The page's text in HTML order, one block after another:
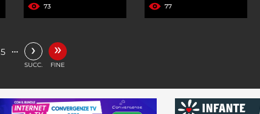
73 77
5 … ›
SUCC.
»
FINE